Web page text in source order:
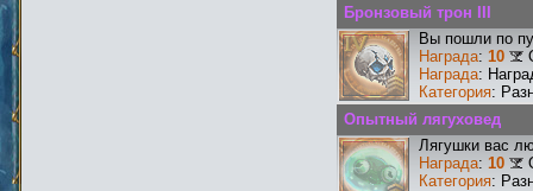
Бронзовый трон III
Вы пошли по
Награда: 10
Награда:
Категория:
Опытный лягуховед
Лягушки вас
Награда: 10
Категория: